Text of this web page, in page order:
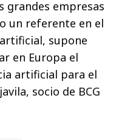
grandes empresas
un referente en el
supone
en Europa el
artificial para el
socio de BCG